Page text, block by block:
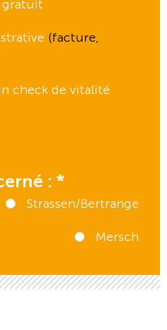
gratuit
check de vitalité
: *
Strassen/Bertrange
Mersch